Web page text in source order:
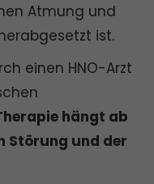
Atmung und
ist.
einen HNO-Arzt
hängt ab
Störung und der